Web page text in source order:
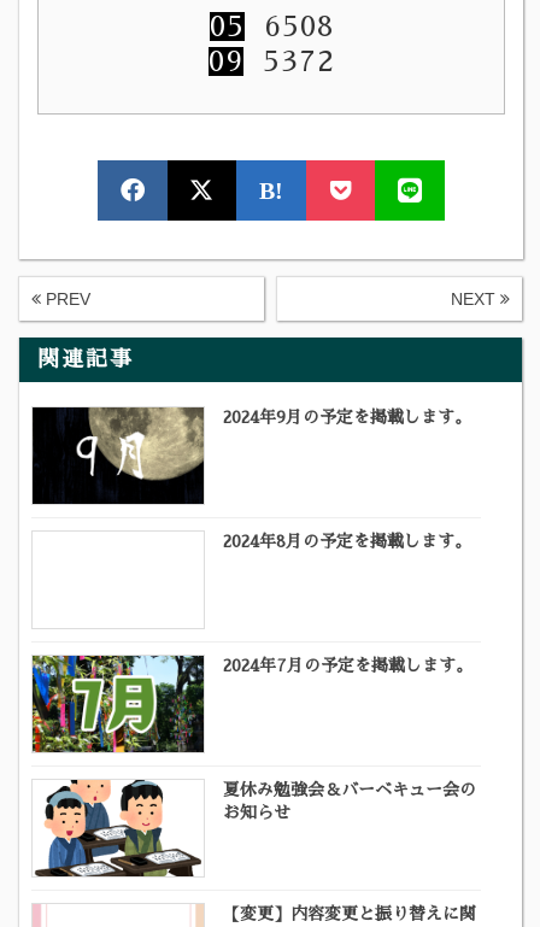
05
6508
09
5372
B!
PREV NEXT
関連記事
2024年9月の予定を掲載します。
2024年8月の予定を掲載します。
2024年7月の予定を掲載します。
夏休み勉強会＆バーベキュー会の
お知らせ
【変更】内容変更と振り替えに関